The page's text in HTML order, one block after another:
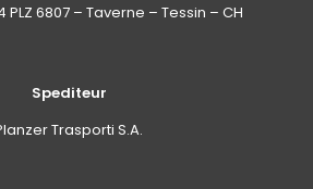
PLZ 6807 – Taverne – Tessin – CH
Spediteur
Trasporti S.A.